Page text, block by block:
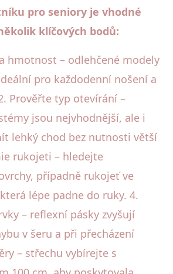
pro seniory je vhodné
klíčových bodů:
hmotnost – odlehčené modely
pro každodenní nošení a
Prověřte typ otevírání –
jsou nejvhodnější, ale i
lehký chod bez nutnosti větší
rukojeti – hledejte
případně rukojeť ve
lépe padne do ruky. 4.
– reflexní pásky zvyšují
v šeru a při přecházení
– střechu vybírejte s